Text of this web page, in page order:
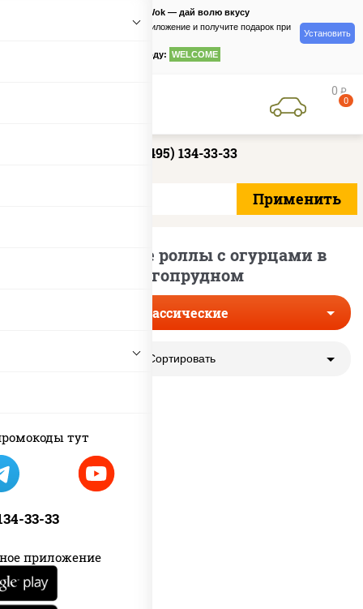
тут
33-33
приложение
PizzaSushiWok — дай волю вкусу
Скачайте приложение и получите подарок при
по промокоду: WELCOME
Установить
0 руб
0
+7 (495) 134-33-33
Классические роллы с огурцами в
Долгопрудном
Классические
Сортировать
рис, нори, сыр сливочный, огурцы